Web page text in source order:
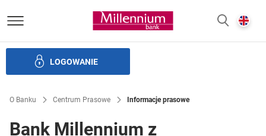
Bank Millennium homepage
LOGOWANIE
O Banku Centrum Prasowe Informacje prasowe
Bank Millennium z